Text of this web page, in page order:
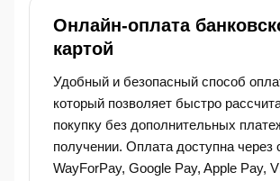
Онлайн-оплата
картой
Удобный и безопасный способ
который позволяет быстро
покупку без дополнительных
получении. Оплата доступна через
WayForPay, Google Pay, Apple Pay,